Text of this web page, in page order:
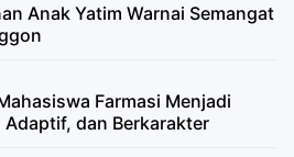
Anak Yatim Warnai Semangat
Farmasi Menjadi
dan Berkarakter